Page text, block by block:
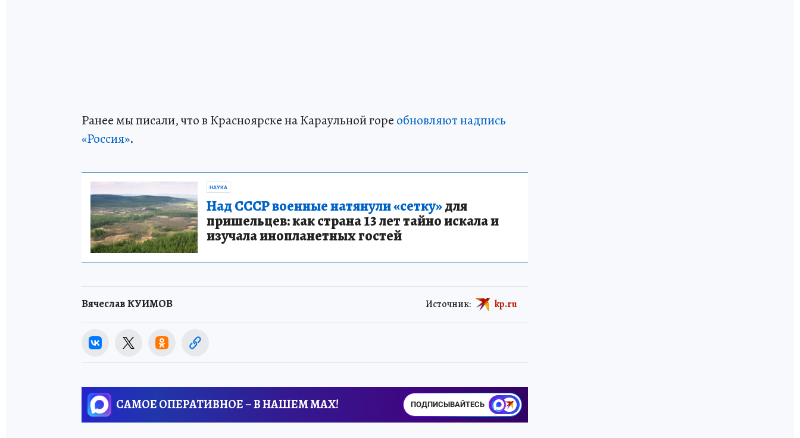
Ранее мы писали, что в Красноярске на Караульной горе обновляют надпись
«Россия».
НАУКА
Над СССР военные натянули «сетку»для
пришельцев: как страна 13 лет тайно искала и
изучала инопланетных гостей
Вячеслав КУИМОВ Источник: kp.ru
САМОЕ ОПЕРАТИВНОЕ – В НАШЕМ MAX! ПОДПИСЫВАЙТЕСЬ